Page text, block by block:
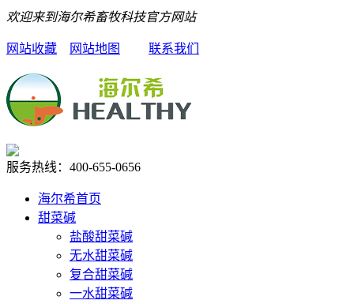
欢迎来到海尔希畜牧科技官方网站
网站收藏 网站地图 联系我们
服务热线： 400-655-0656
海尔希首页
甜菜碱
盐酸甜菜碱
无水甜菜碱
复合甜菜碱
一水甜菜碱